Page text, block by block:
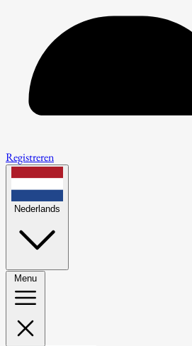
Registreren
Nederlands
Menu